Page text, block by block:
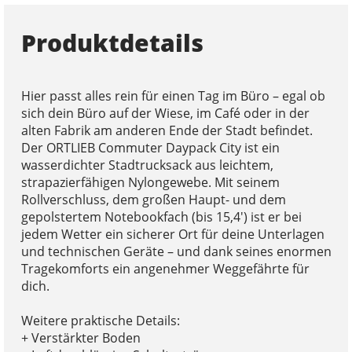
Produktdetails
Hier passt alles rein für einen Tag im Büro – egal ob
sich dein Büro auf der Wiese, im Café oder in der
alten Fabrik am anderen Ende der Stadt befindet.
Der ORTLIEB Commuter Daypack City ist ein
wasserdichter Stadtrucksack aus leichtem,
strapazierfähigen Nylongewebe. Mit seinem
Rollverschluss, dem großen Haupt- und dem
gepolstertem Notebookfach (bis 15,4') ist er bei
jedem Wetter ein sicherer Ort für deine Unterlagen
und technischen Geräte – und dank seines enormen
Tragekomforts ein angenehmer Weggefährte für
dich.
Weitere praktische Details:
+ Verstärkter Boden